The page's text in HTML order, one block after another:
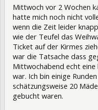
Mittwoch vor 2 Wochen
hatte mich noch nicht
wenn die Zeit leider
wie der Teufel das
Ticket auf der Kirmes
war die Tatsache dass
Mittwochabend echt
war. Ich bin einige
schätzungsweise 20
gebucht waren.